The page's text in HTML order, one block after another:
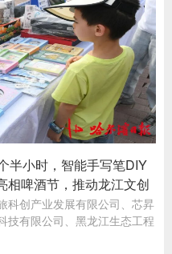
半小时，智能手写笔DIY
相啤酒节，推动龙江文创
科创产业发展有限公司、芯昇
技有限公司、黑龙江生态工程
的文创产品集中亮相，进一